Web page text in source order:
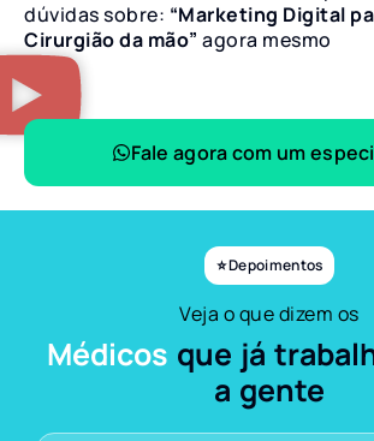
dúvidas sobre: “Marketing Digital
Cirurgião da mão” agora mesmo
Fale agora com um
⭐ Depoimentos
Veja o que dizem os
Médicos que já
a gente